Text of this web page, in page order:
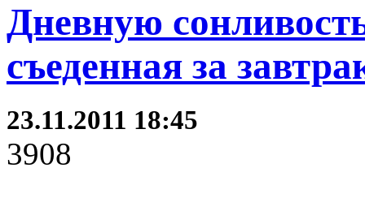
Дневную
съеденная за
23.11.2011 18:45
3908